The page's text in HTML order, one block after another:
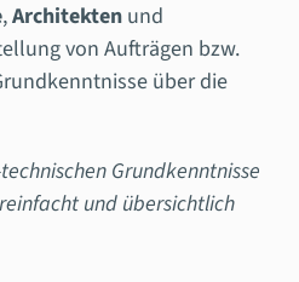
,Architekten und
von Aufträgen bzw.
über die
Grundkenntnisse
und übersichtlich